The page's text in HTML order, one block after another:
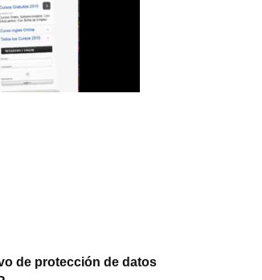
de protección de datos